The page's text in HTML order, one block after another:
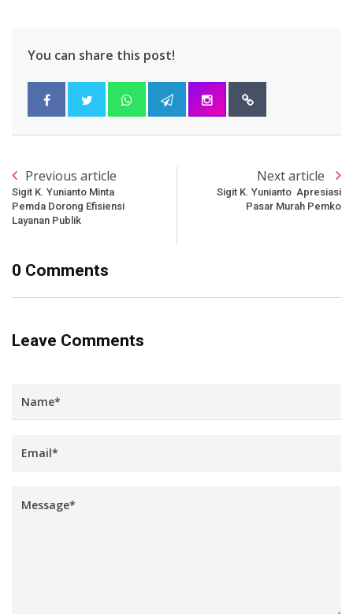
You can share this post!
Previous article
Sigit K. Yunianto Minta
Pemda Dorong Efisiensi
Layanan Publik
Next article
Sigit K. Yunianto Apresiasi
Pasar Murah Pemko
0 Comments
Leave Comments